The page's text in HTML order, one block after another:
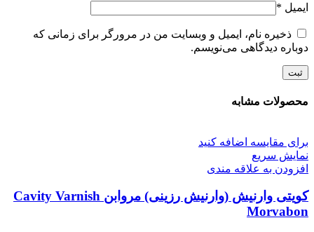
ایمیل *
ذخیره نام، ایمیل و وبسایت من در مرورگر برای زمانی که
دوباره دیدگاهی می‌نویسم.
محصولات مشابه
برای مقایسه اضافه کنید
نمایش سریع
افزودن به علاقه مندی
کویتی وارنیش (وارنیش رزینی) مروابن Cavity Varnish
Morvabon